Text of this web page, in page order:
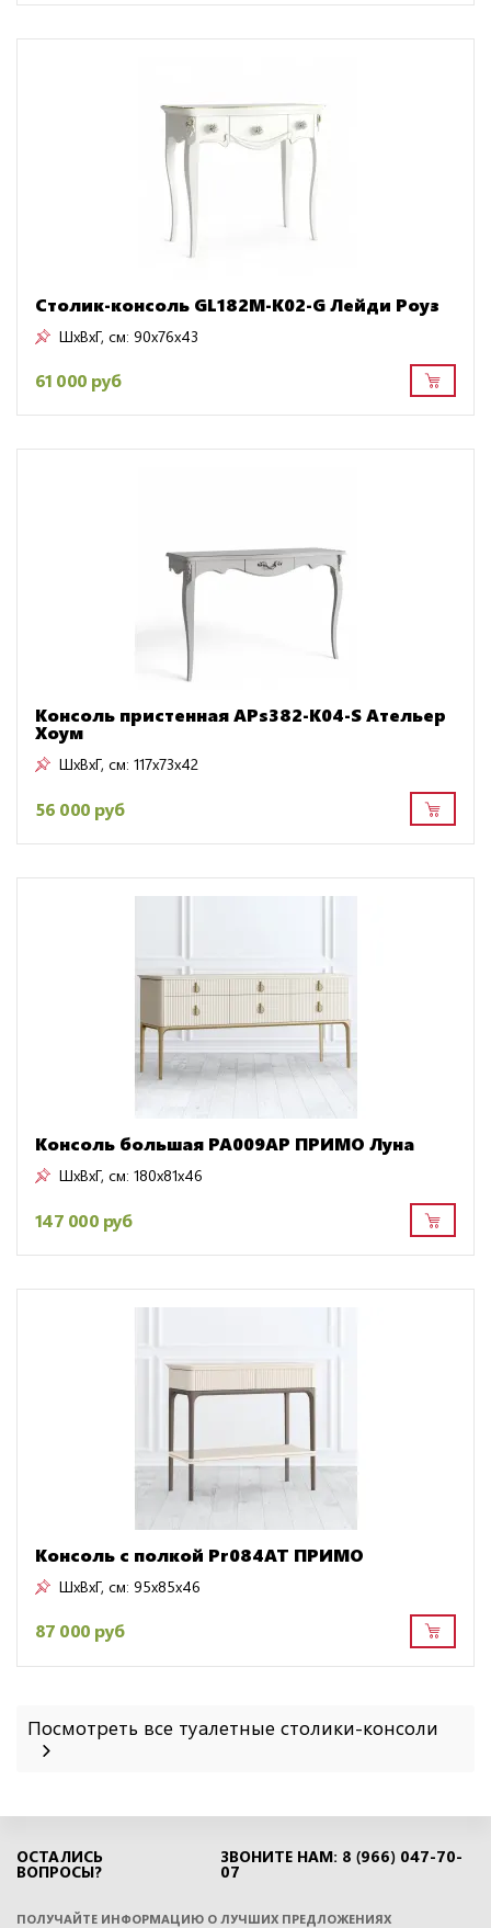
Столик-консоль GL182M-K02-G Лейди Роуз
ШxВxГ, см: 90x76x43
61 000 руб
Консоль пристенная APs382-K04-S Ательер
Хоум
ШxВxГ, см: 117x73x42
56 000 руб
Консоль большая PA009AP ПРИМО Луна
ШxВxГ, см: 180x81x46
147 000 руб
Консоль с полкой Pr084AT ПРИМО
ШxВxГ, см: 95x85x46
87 000 руб
Посмотреть все туалетные столики-консоли
ОСТАЛИСЬ
ВОПРОСЫ?
ЗВОНИТЕ НАМ: 8 (966) 047-70-
07
ПОЛУЧАЙТЕ ИНФОРМАЦИЮ О ЛУЧШИХ ПРЕДЛОЖЕНИЯХ